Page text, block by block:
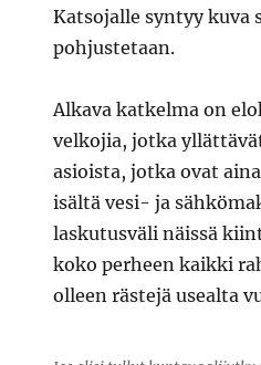
Katsojalle syntyy kuva
pohjustetaan.
Alkava katkelma on
velkojia, jotka
asioista, jotka ovat
isältä vesi- ja
laskutusväli näissä
koko perheen kaikki
olleen rästejä usealta